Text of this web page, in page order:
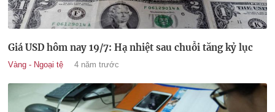
Giá USD hôm nay 19/7: Hạ nhiệt sau chuỗi tăng kỷ lục
Vàng - Ngoại tệ 4 năm trước